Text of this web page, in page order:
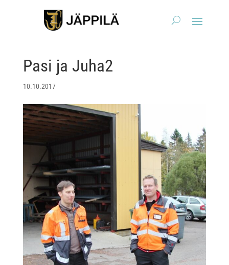
Pasi ja Juha2
10.10.2017